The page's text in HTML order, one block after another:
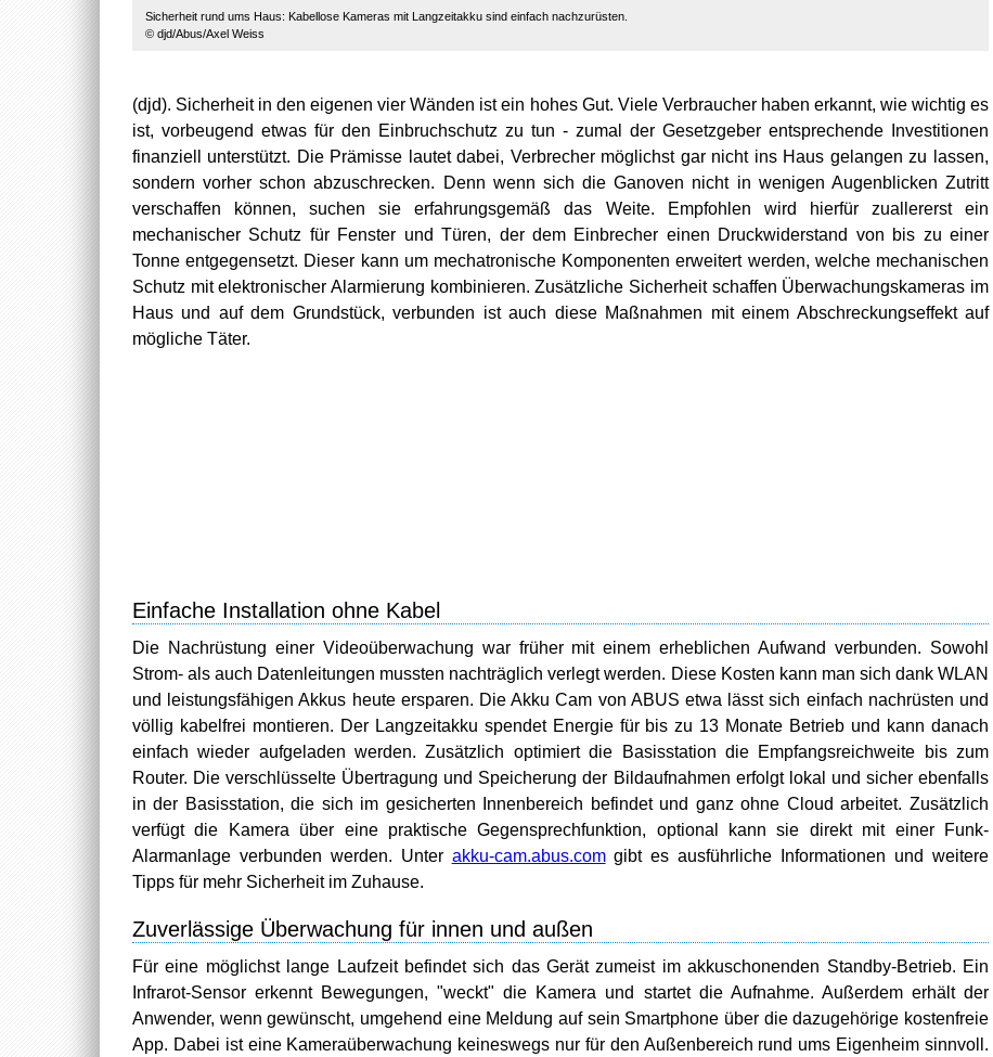
Sicherheit rund ums Haus: Kabellose Kameras mit Langzeitakku sind einfach nachzurüsten.
© djd/Abus/Axel Weiss
(djd). Sicherheit in den eigenen vier Wänden ist ein hohes Gut. Viele Verbraucher haben erkannt, wie wichtig es
ist, vorbeugend etwas für den Einbruchschutz zu tun - zumal der Gesetzgeber entsprechende Investitionen
finanziell unterstützt. Die Prämisse lautet dabei, Verbrecher möglichst gar nicht ins Haus gelangen zu lassen,
sondern vorher schon abzuschrecken. Denn wenn sich die Ganoven nicht in wenigen Augenblicken Zutritt
verschaffen können, suchen sie erfahrungsgemäß das Weite. Empfohlen wird hierfür zuallererst ein
mechanischer Schutz für Fenster und Türen, der dem Einbrecher einen Druckwiderstand von bis zu einer
Tonne entgegensetzt. Dieser kann um mechatronische Komponenten erweitert werden, welche mechanischen
Schutz mit elektronischer Alarmierung kombinieren. Zusätzliche Sicherheit schaffen Überwachungskameras im
Haus und auf dem Grundstück, verbunden ist auch diese Maßnahmen mit einem Abschreckungseffekt auf
mögliche Täter.
Einfache Installation ohne Kabel
Die Nachrüstung einer Videoüberwachung war früher mit einem erheblichen Aufwand verbunden. Sowohl
Strom- als auch Datenleitungen mussten nachträglich verlegt werden. Diese Kosten kann man sich dank WLAN
und leistungsfähigen Akkus heute ersparen. Die Akku Cam von ABUS etwa lässt sich einfach nachrüsten und
völlig kabelfrei montieren. Der Langzeitakku spendet Energie für bis zu 13 Monate Betrieb und kann danach
einfach wieder aufgeladen werden. Zusätzlich optimiert die Basisstation die Empfangsreichweite bis zum
Router. Die verschlüsselte Übertragung und Speicherung der Bildaufnahmen erfolgt lokal und sicher ebenfalls
in der Basisstation, die sich im gesicherten Innenbereich befindet und ganz ohne Cloud arbeitet. Zusätzlich
verfügt die Kamera über eine praktische Gegensprechfunktion, optional kann sie direkt mit einer Funk-
Alarmanlage verbunden werden. Unter akku-cam.abus.comgibt es ausführliche Informationen und weitere
Tipps für mehr Sicherheit im Zuhause.
Zuverlässige Überwachung für innen und außen
Für eine möglichst lange Laufzeit befindet sich das Gerät zumeist im akkuschonenden Standby-Betrieb. Ein
Infrarot-Sensor erkennt Bewegungen, "weckt" die Kamera und startet die Aufnahme. Außerdem erhält der
Anwender, wenn gewünscht, umgehend eine Meldung auf sein Smartphone über die dazugehörige kostenfreie
App. Dabei ist eine Kameraüberwachung keineswegs nur für den Außenbereich rund ums Eigenheim sinnvoll.